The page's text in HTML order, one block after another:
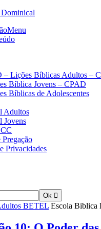
Menu
– Lições Bíblicas Adultos –
Bíblica Jovens – CPAD
Bíblicas de Adolescentes
Adultos
Jovens
Privacidades
BETEL Escola Biblica